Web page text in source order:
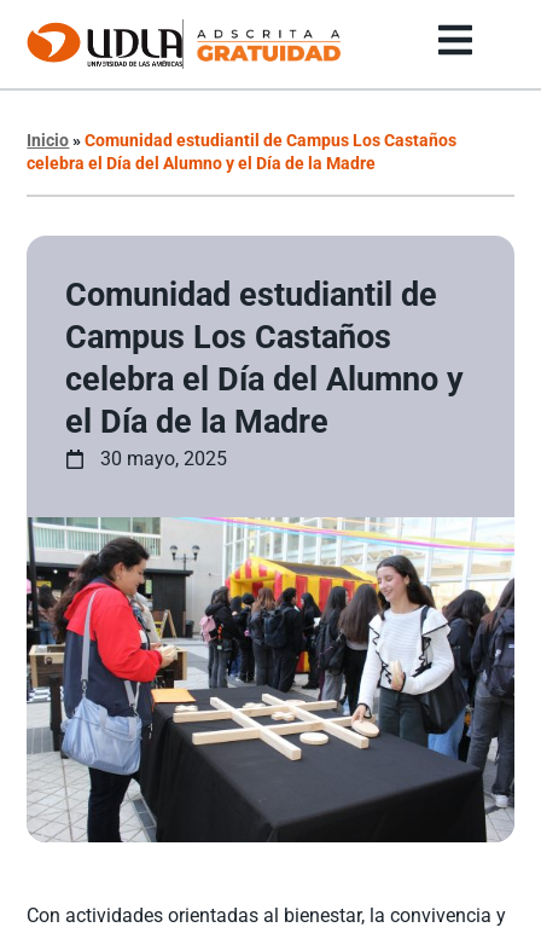
Inicio»Comunidad estudiantil de Campus Los Castaños
celebra el Día del Alumno y el Día de la Madre
Comunidad estudiantil de
Campus Los Castaños
celebra el Día del Alumno y
el Día de la Madre
30 mayo, 2025
Con actividades orientadas al bienestar, la convivencia y